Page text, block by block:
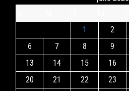
1
2
6
7 8 9
13
14 15 16
20
21 22 23